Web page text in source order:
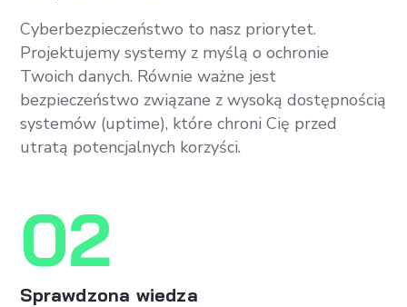
Cyberbezpieczeństwo to nasz priorytet.
Projektujemy systemy z myślą o ochronie
Twoich danych. Równie ważne jest
bezpieczeństwo związane z wysoką dostępnością
systemów (uptime), które chroni Cię przed
utratą potencjalnych korzyści.
02
Sprawdzona wiedza